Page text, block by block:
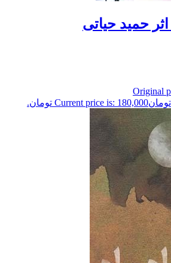
حمید حیاتی
Original
تومانCurrent price is: 180,000 تومان.